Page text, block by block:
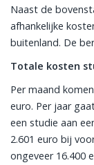
Naast de
afhankelijke
buitenland. De
Totale kosten
Per maand
euro. Per jaar
een studie aan
2.601 euro bij
ongeveer 16.400